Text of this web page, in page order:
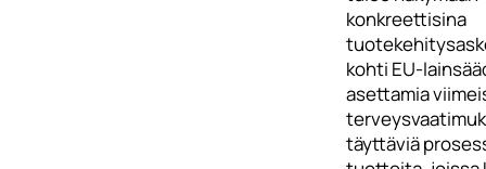
konkreettisina
kohti EU-
asettamia
täyttäviä